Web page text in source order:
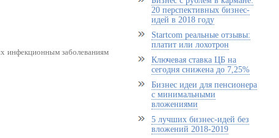
инфекционным заболеваниям
20 перспективных бизнес-
идей в 2018 году
Startcom реальные отзывы:
платит или лохотрон
Ключевая ставка ЦБ на
сегодня снижена до 7,25%
Бизнес идеи для пенсионера
с минимальными
вложениями
5 лучших бизнес-идей без
вложений 2018-2019